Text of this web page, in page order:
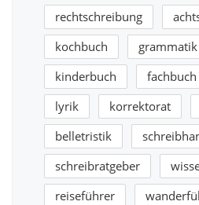
rechtschreibung
kochbuch
grammatik
kinderbuch
fachbuch
lyrik
korrektorat
belletristik
schreibratgeber
reiseführer